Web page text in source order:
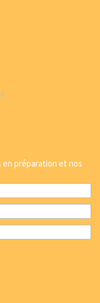
préparation et nos